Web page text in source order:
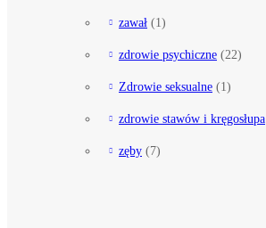
zawał (1)
zdrowie psychiczne (22)
Zdrowie seksualne (1)
zdrowie stawów i kręgosłupa
zęby (7)